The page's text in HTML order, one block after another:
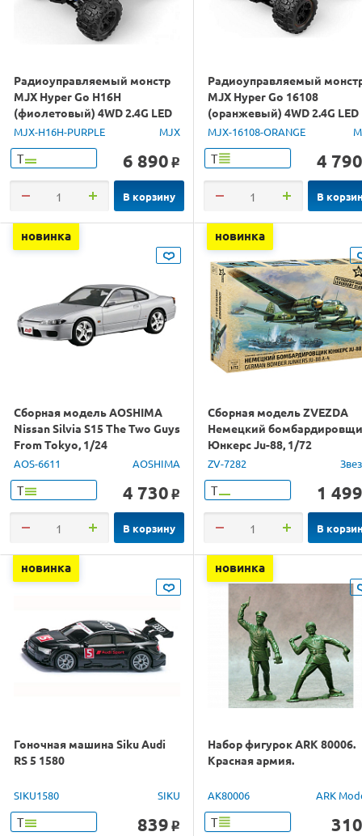
Радиоуправляемый монстр
MJX Hyper Go H16H
(фиолетовый) 4WD 2.4G LED
GPS 1/16 RTR
MJX-H16H-PURPLE MJX
Т 6 890 o
В корзину
Радиоуправляемый
MJX Hyper Go 16108
(оранжевый) 4WD 2.4G LED
1/16 RTR
MJX-16108-ORANGE
Т 4 790
В
новинка
Сборная модель AOSHIMA
Nissan Silvia S15 The Two Guys
From Tokyo, 1/24
AOS-6611 AOSHIMA
Т 4 730 o
В корзину
новинка
Сборная модель ZVEZDA
Немецкий
Юнкерс Ju-88, 1/72
ZV-7282
Т 1 499
В
новинка
Гоночная машина Siku Audi
RS 5 1580
SIKU1580 SIKU
Т 839 o
новинка
Набор фигурок ARK 80006.
Красная армия.
AK80006 ARK
Т 310